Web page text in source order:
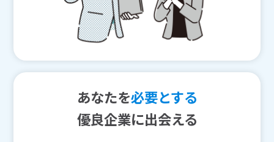
あなたを必要とする
優良企業に出会える